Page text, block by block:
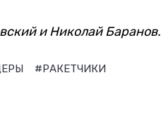
и Николай Баранов.
#РАКЕТЧИКИ